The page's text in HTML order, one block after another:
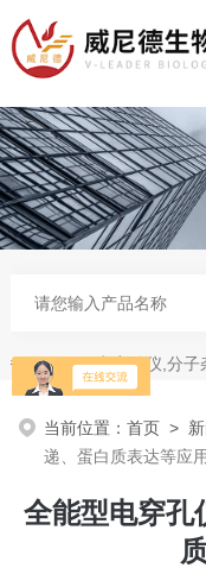
热门关键词：电穿孔仪,分子
当前位置：首页 >
递、蛋白质表达等应用
全能型电穿孔